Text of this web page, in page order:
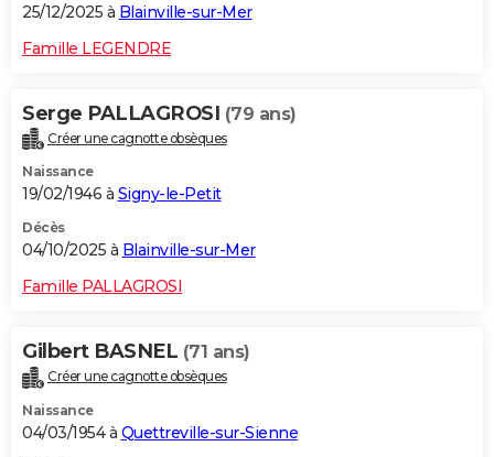
25/12/2025 à Blainville-sur-Mer
Famille LEGENDRE
Serge PALLAGROSI (79 ans)
Créer une cagnotte obsèques
Naissance
19/02/1946 à Signy-le-Petit
Décès
04/10/2025 à Blainville-sur-Mer
Famille PALLAGROSI
Gilbert BASNEL (71 ans)
Créer une cagnotte obsèques
Naissance
04/03/1954 à Quettreville-sur-Sienne